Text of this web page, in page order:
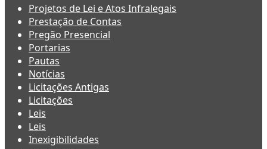
Projetos de Lei e Atos Infralegais
Prestação de Contas
Pregão Presencial
Portarias
Pautas
Notícias
Licitações Antigas
Licitações
Leis
Leis
Inexigibilidades